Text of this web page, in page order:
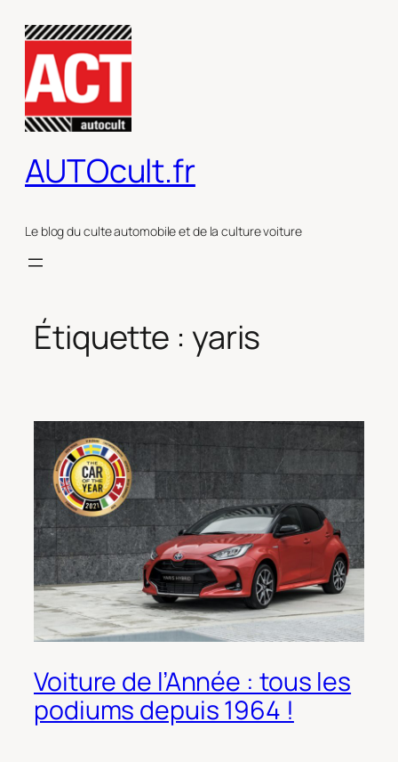
contenu
AUTOcult.fr
Le blog du culte automobile et de la culture voiture
Étiquette : yaris
Voiture de l’Année : tous les
podiums depuis 1964 !